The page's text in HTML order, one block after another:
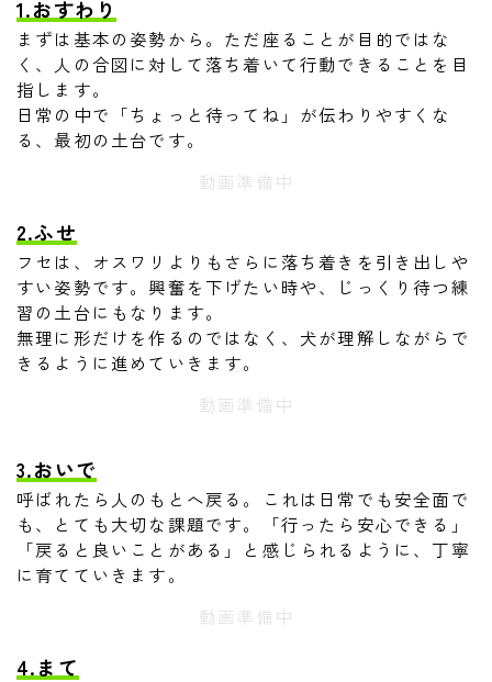
1.おすわり
まずは基本の姿勢から。ただ座ることが目的ではな
く、人の合図に対して落ち着いて行動できることを目
指します。
日常の中で「ちょっと待ってね」が伝わりやすくな
る、最初の土台です。
動画準備中
2.ふせ
フセは、オスワリよりもさらに落ち着きを引き出しや
すい姿勢です。興奮を下げたい時や、じっくり待つ練
習の土台にもなります。
無理に形だけを作るのではなく、犬が理解しながらで
きるように進めていきます。
動画準備中
3.おいで
呼ばれたら人のもとへ戻る。これは日常でも安全面で
も、とても大切な課題です。「行ったら安心できる」
「戻ると良いことがある」と感じられるように、丁寧
に育てていきます。
動画準備中
4.まて